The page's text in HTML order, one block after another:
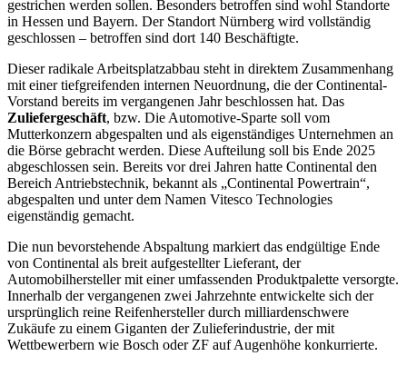
gestrichen werden sollen. Besonders betroffen sind wohl Standorte
in Hessen und Bayern. Der Standort Nürnberg wird vollständig
geschlossen – betroffen sind dort 140 Beschäftigte.
Dieser radikale Arbeitsplatzabbau steht in direktem Zusammenhang
mit einer tiefgreifenden internen Neuordnung, die der Continental-
Vorstand bereits im vergangenen Jahr beschlossen hat. Das
Zuliefergeschäft, bzw. Die Automotive-Sparte soll vom
Mutterkonzern abgespalten und als eigenständiges Unternehmen an
die Börse gebracht werden. Diese Aufteilung soll bis Ende 2025
abgeschlossen sein. Bereits vor drei Jahren hatte Continental den
Bereich Antriebstechnik, bekannt als „Continental Powertrain“,
abgespalten und unter dem Namen Vitesco Technologies
eigenständig gemacht.
Die nun bevorstehende Abspaltung markiert das endgültige Ende
von Continental als breit aufgestellter Lieferant, der
Automobilhersteller mit einer umfassenden Produktpalette versorgte.
Innerhalb der vergangenen zwei Jahrzehnte entwickelte sich der
ursprünglich reine Reifenhersteller durch milliardenschwere
Zukäufe zu einem Giganten der Zulieferindustrie, der mit
Wettbewerbern wie Bosch oder ZF auf Augenhöhe konkurrierte.